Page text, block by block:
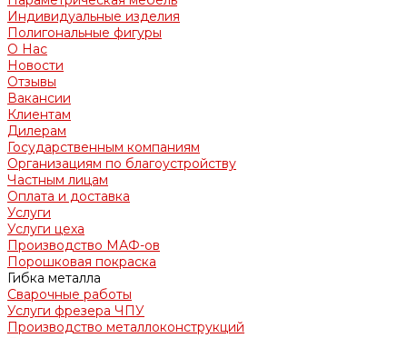
Индивидуальные изделия
Полигональные фигуры
О Нас
Новости
Отзывы
Вакансии
Клиентам
Дилерам
Государственным компаниям
Организациям по благоустройству
Частным лицам
Оплата и доставка
Услуги
Услуги цеха
Производство МАФ-ов
Порошковая покраска
Гибка металла
Сварочные работы
Услуги фрезера ЧПУ
Производство металлоконструкций